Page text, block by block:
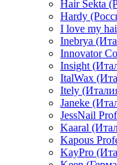
Hair Sekta
Hardy
I love my
Inebrya
Innovator
Insight
ItalWax
Itely
Janeke
JessNail
Kaaral
Kapous
KayPro